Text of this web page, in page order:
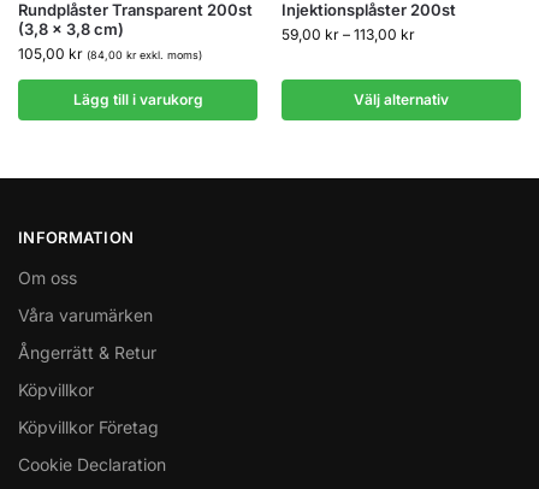
Rundplåster Transparent 200st
(3,8 x 3,8 cm)
105,00 kr (84,00 krexkl. moms)
Lägg till i varukorg
Injektionsplåster 200st
59,00 kr – 113,00 kr
Välj alternativ
INFORMATION
Om oss
Våra varumärken
Ångerrätt & Retur
Köpvillkor
Köpvillkor Företag
Cookie Declaration